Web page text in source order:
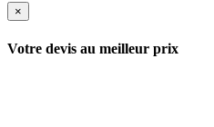
×
Votre devis au meilleur prix